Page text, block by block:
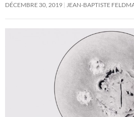
DÉCEMBRE 30, 2019
JEAN-BAPTISTE